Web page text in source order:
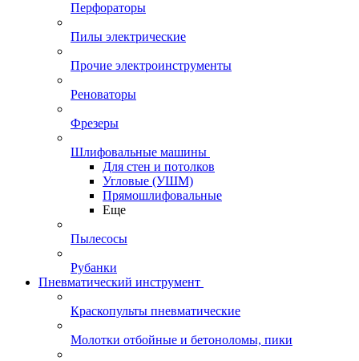
Перфораторы
Пилы электрические
Прочие электроинструменты
Реноваторы
Фрезеры
Шлифовальные машины
Для стен и потолков
Угловые (УШМ)
Прямошлифовальные
Еще
Пылесосы
Рубанки
Пневматический инструмент
Краскопульты пневматические
Молотки отбойные и бетоноломы, пики